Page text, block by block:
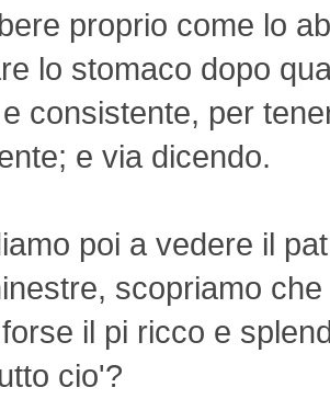
proprio come lo
lo stomaco dopo
consistente, per
e via dicendo.
poi a vedere il
scopriamo
il pi ricco e
cio'?